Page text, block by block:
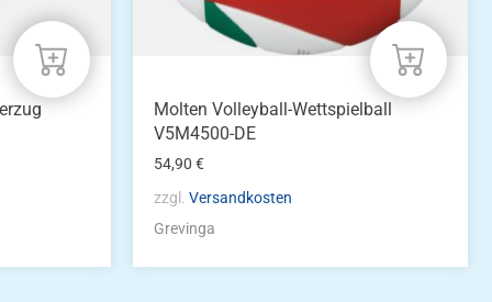
Molten Volleyball-Wettspielball
V5M4500-DE
54,90€
zzgl.Versandkosten
Grevinga